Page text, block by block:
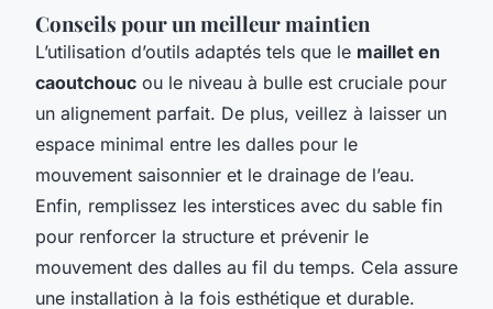
Conseils pour un meilleur maintien
L’utilisation d’outils adaptés tels que le maillet en
caoutchouc ou le niveau à bulle est cruciale pour
un alignement parfait. De plus, veillez à laisser un
espace minimal entre les dalles pour le
mouvement saisonnier et le drainage de l’eau.
Enfin, remplissez les interstices avec du sable fin
pour renforcer la structure et prévenir le
mouvement des dalles au fil du temps. Cela assure
une installation à la fois esthétique et durable.